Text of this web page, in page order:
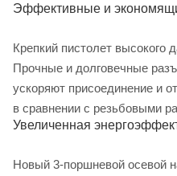
Эффективные и
Крепкий пистолет высокого
Прочные и долговечные
ускоряют присоединение и
в сравнении с резьбовыми
Увеличенная
Новый 3-поршневой осевой